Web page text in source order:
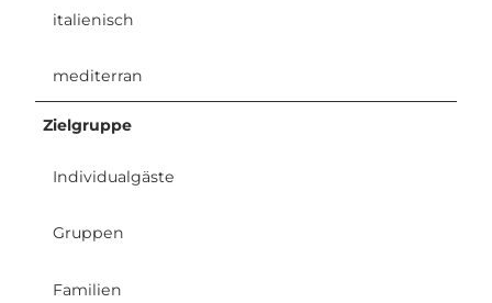
italienisch
mediterran
Zielgruppe
Individualgäste
Gruppen
Familien